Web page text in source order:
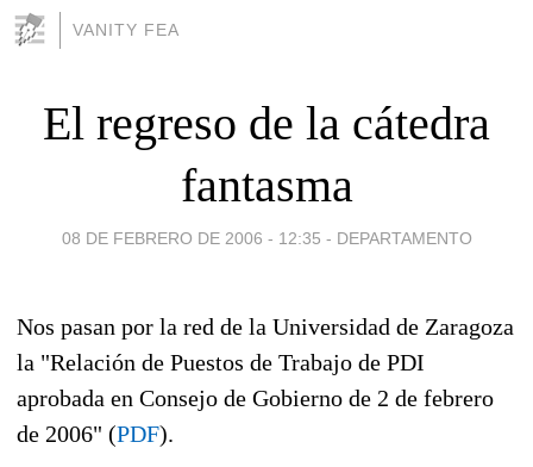
VANITY FEA
El regreso de la cátedra
fantasma
08 DE FEBRERO DE 2006 - 12:35 - DEPARTAMENTO
Nos pasan por la red de la Universidad de Zaragoza
la "Relación de Puestos de Trabajo de PDI
aprobada en Consejo de Gobierno de 2 de febrero
de 2006" (PDF).